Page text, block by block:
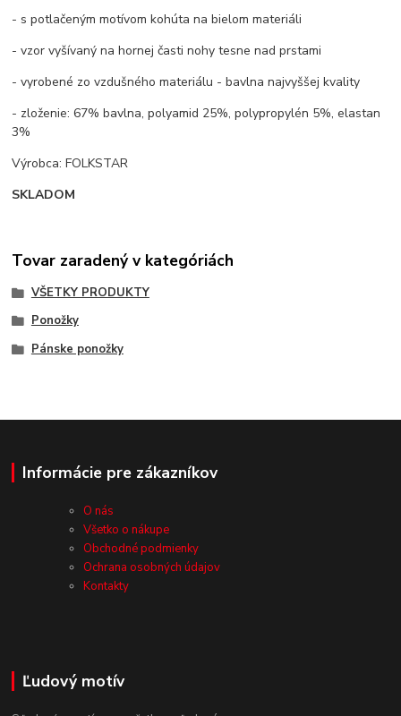
- s potlačeným motívom kohúta na bielom materiáli
- vzor vyšívaný na hornej časti nohy tesne nad prstami
- vyrobené zo vzdušného materiálu - bavlna najvyššej kvality
- zloženie: 67% bavlna, polyamid 25%, polypropylén 5%, elastan
3%
Výrobca: FOLKSTAR
SKLADOM
Tovar zaradený v kategóriách
VŠETKY PRODUKTY
Ponožky
Pánske ponožky
Informácie pre zákazníkov
O nás
Všetko o nákupe
Obchodné podmienky
Ochrana osobných údajov
Kontakty
Ľudový motív